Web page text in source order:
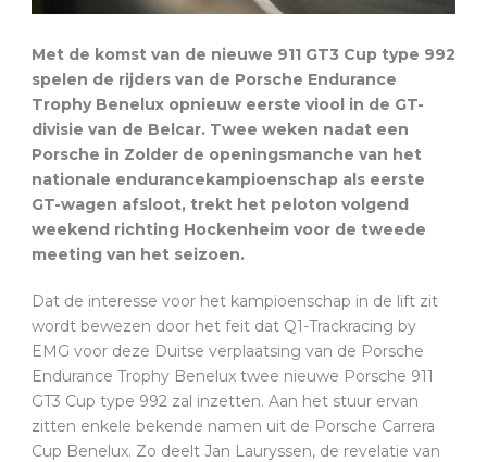
Met de komst van de nieuwe 911 GT3 Cup type 992
spelen de rijders van de Porsche Endurance
Trophy Benelux opnieuw eerste viool in de GT-
divisie van de Belcar. Twee weken nadat een
Porsche in Zolder de openingsmanche van het
nationale endurancekampioenschap als eerste
GT-wagen afsloot, trekt het peloton volgend
weekend richting Hockenheim voor de tweede
meeting van het seizoen.
Dat de interesse voor het kampioenschap in de lift zit
wordt bewezen door het feit dat Q1-Trackracing by
EMG voor deze Duitse verplaatsing van de Porsche
Endurance Trophy Benelux twee nieuwe Porsche 911
GT3 Cup type 992 zal inzetten. Aan het stuur ervan
zitten enkele bekende namen uit de Porsche Carrera
Cup Benelux. Zo deelt Jan Lauryssen, de revelatie van